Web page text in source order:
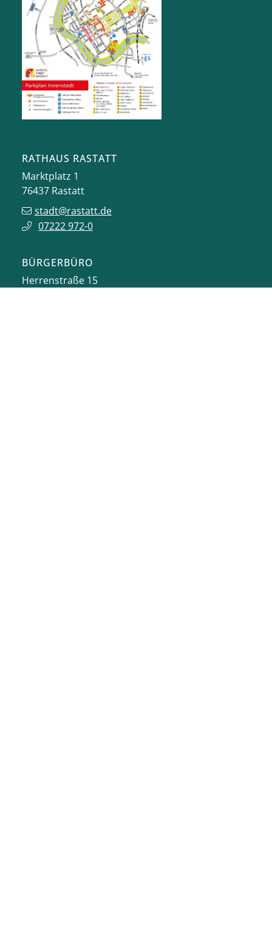
RATHAUS RASTATT
Marktplatz 1
76437 Rastatt
stadt@rastatt.de
07222 972-0
BÜRGERBÜRO
Herrenstraße 15